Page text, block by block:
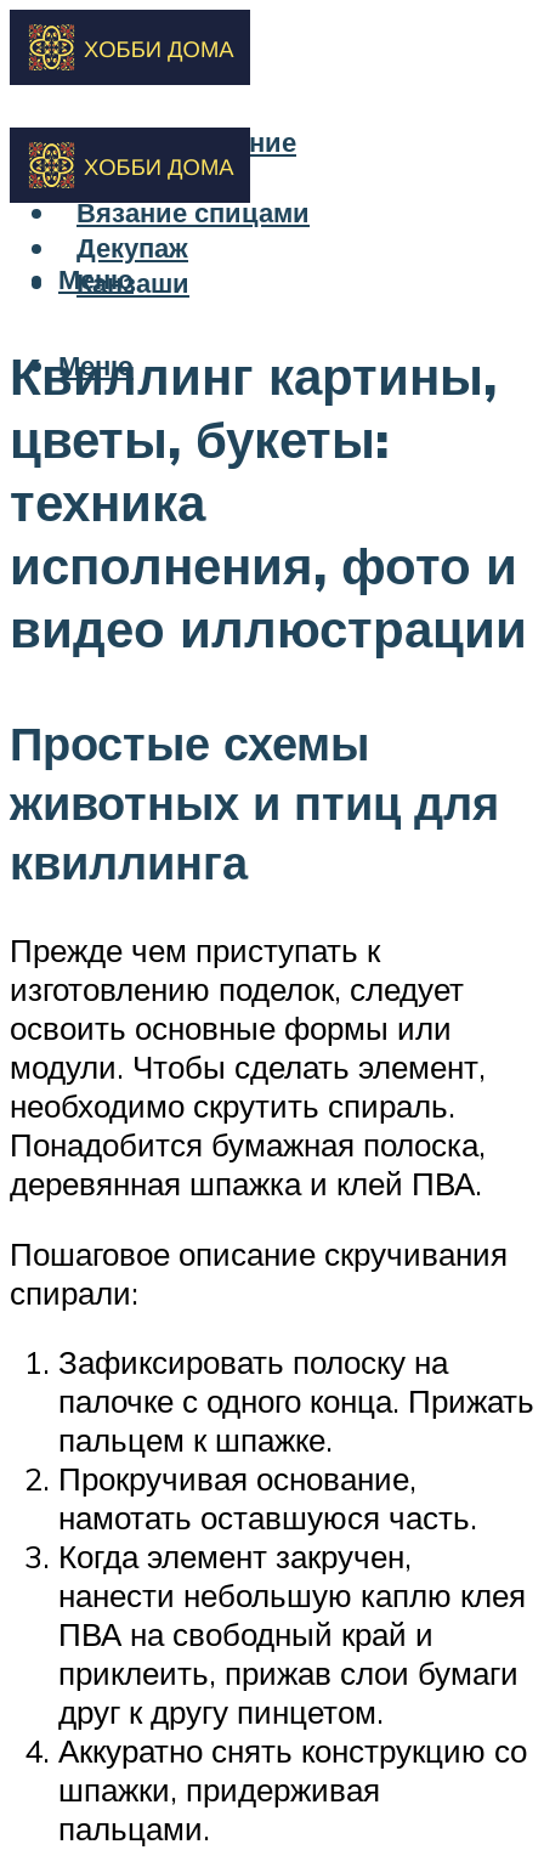
Бисероплетение
Вышивка
Вязание спицами
Декупаж
Канзаши
Меню
Меню
Квиллинг картины,
цветы, букеты:
техника
исполнения, фото и
видео иллюстрации
Простые схемы
животных и птиц для
квиллинга
Прежде чем приступать к
изготовлению поделок, следует
освоить основные формы или
модули. Чтобы сделать элемент,
необходимо скрутить спираль.
Понадобится бумажная полоска,
деревянная шпажка и клей ПВА.
Пошаговое описание скручивания
спирали:
Зафиксировать полоску на
палочке с одного конца. Прижать
пальцем к шпажке.
Прокручивая основание,
намотать оставшуюся часть.
Когда элемент закручен,
нанести небольшую каплю клея
ПВА на свободный край и
приклеить, прижав слои бумаги
друг к другу пинцетом.
Аккуратно снять конструкцию со
шпажки, придерживая
пальцами.